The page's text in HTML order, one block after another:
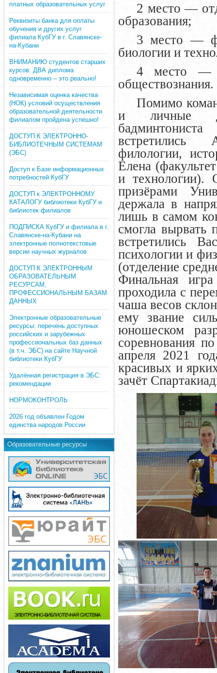
платных образовательных услуг
Реквизиты банка для оплаты
обучения и других услуг
филиала КубГУ в г. Славянске-
на-Кубани
ВНИМАНИЮ студентов старших
курсов: ДВА диплома
одновременно – это реально!
Независимая оценка качества
(НОК) условий осуществления
образовательной деятельности
филиалом пройдена успешно!
ДОСТУП К ЭЛЕКТРОННО-
БИБЛИОТЕЧНЫМ СИСТЕМАМ
(ЭБС)
Доступ к Базе информационных
потребностей КубГУ
ДОСТУП к ЭЛЕКТРОННОМУ
КАТАЛОГУ библиотеки КубГУ и
библиотек филиалов
ПОДПИСКА КубГУ и филиала в г.
Славянске-на-Кубани на
электронные полнотекстовые
версии научных журналов
ДОСТУП К ЭЛЕКТРОННЫМ
ОБРАЗОВАТЕЛЬНЫМ
РЕСУРСАМ,
ПРОФЕССИОНАЛЬНЫМ БАЗАМ
ДАННЫХ
Электронные образовательные
ресурсы: перечень доступных
российских и зарубежных
профессиональных баз данных
(в т.ч. ЭБС) на сайте Научной
библиотеки КубГУ
Удалённая регистрация в ЭБС:
рекомендации
НОРМОКОНТРОЛЬ
2026 год объявлен Годом
единства народов России
Образовательные ресурсы
2 место —
образования;
3 место —
биологии и
4 место —
обществознания.
Помимо
и личные
встретились
филологии,
Елена
и технологии).
призёрами
держала в
лишь в самом
смогла вырвать
встретились
психологии и
(отделение
Финальная
проходила с
чаша весов
ему звание
юношеском
соревнования
апреля 2021
красивых и
зачёт